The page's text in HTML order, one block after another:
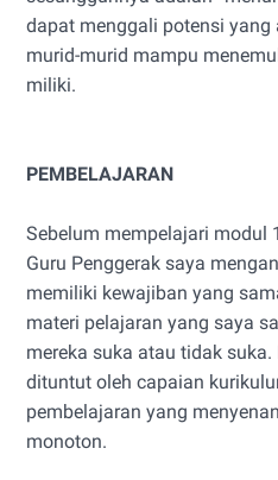
dapat menggali potensi
murid-murid mampu
miliki.
PEMBELAJARAN
Sebelum mempelajari modul
Guru Penggerak saya
memiliki kewajiban yang
materi pelajaran yang saya
mereka suka atau tidak
dituntut oleh capaian
pembelajaran yang
monoton.